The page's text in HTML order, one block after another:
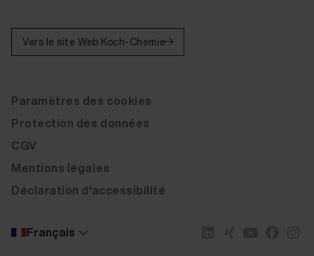
Vers le site Web Koch-Chemie
Français
Paramètres des cookies
Protection des données
CGV
Mentions légales
Déclaration d'accessibilité